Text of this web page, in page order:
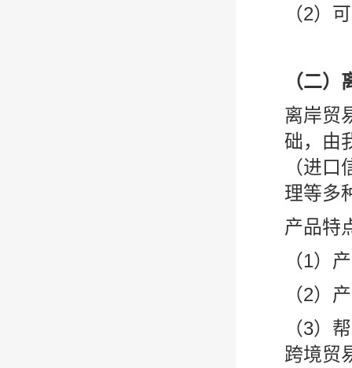
（2）
（二
离岸贸
础，由
（进
理等多
产品特
（1）
（2）
（3）
跨境贸